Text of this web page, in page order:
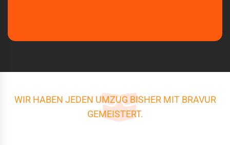
WIR HABEN JEDEN UMZUG BISHER MIT BRAVUR
GEMEISTERT.